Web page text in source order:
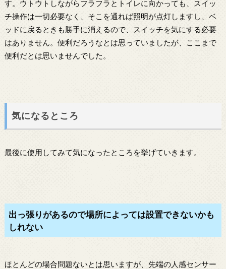
す。ウトウトしながらフラフラとトイレに向かっても、スイッ
チ操作は一切必要なく、そこを通れば照明が点灯しますし、ベ
ッドに戻るときも勝手に消えるので、スイッチを気にする必要
はありません。便利だろうなとは思っていましたが、ここまで
便利だとは思いませんでした。
気になるところ
最後に使用してみて気になったところを挙げていきます。
出っ張りがあるので場所によっては設置できないかも
しれない
ほとんどの場合問題ないとは思いますが、先端の人感センサー